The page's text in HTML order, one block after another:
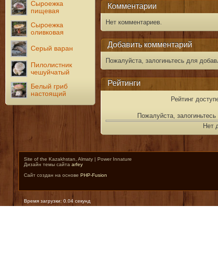
Сыроежка
пищевая
Сыроежка
оливковая
Серый варан
Пилолистник
чешуйчатый
Белый гриб
настоящий
Комментарии
Нет комментариев.
Добавить комментарий
Пожалуйста, залогиньтесь для
Рейтинги
Рейтинг
Пожалуйста,
Нет
Site of the Kazakhstan, Almaty | Power Innature
Дизайн темы сайта arfey
Сайт создан на основе PHP-Fusion
Время загрузки: 0.04 секунд